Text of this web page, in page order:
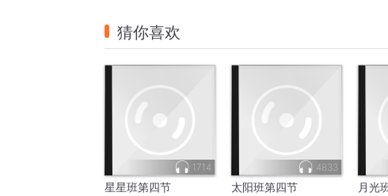
猜你喜欢
1714
星星班第四节
4833
太阳班第四节
月光